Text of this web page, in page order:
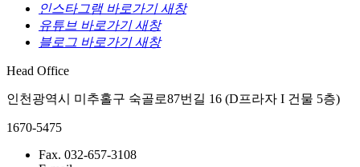
인스타그램 바로가기 새창
유튜브 바로가기 새창
블로그 바로가기 새창
Head Office
인천광역시 미추홀구 숙골로87번길 16 (D프라자 I 건물 5층)
1670-5475
Fax. 032-657-3108